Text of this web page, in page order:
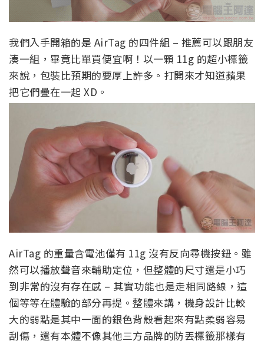
我們入手開箱的是 AirTag 的四件組 – 推薦可以跟朋友
湊一組，畢竟比單買便宜啊！以一顆 11g 的超小標籤
來說，包裝比預期的要厚上許多。打開來才知道蘋果
把它們疊在一起 XD。
AirTag 的重量含電池僅有 11g 沒有反向尋機按鈕。雖
然可以播放聲音來輔助定位，但整體的尺寸還是小巧
到非常的沒有存在感 – 其實功能也是走相同路線，這
個等等在體驗的部分再提。整體來講，機身設計比較
大的弱點是其中一面的銀色背殼看起來有點柔弱容易
刮傷，還有本體不像其他三方品牌的防丟標籤那樣有